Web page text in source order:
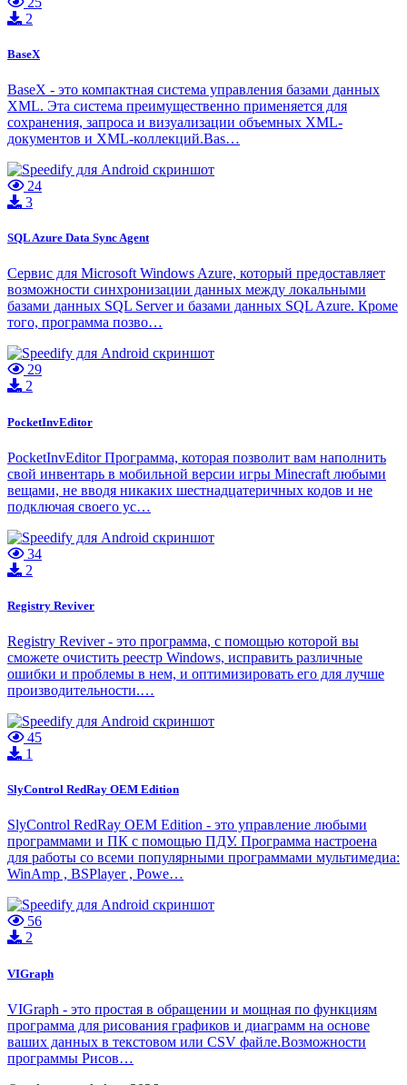
2
BaseX
BaseX - это компактная система управления базами данных
XML. Эта система преимущественно применяется для
сохранения, запроса и визуализации объемных XML-
документов и XML-коллекций.Bas…
24
3
SQL Azure Data Sync Agent
Сервис для Microsoft Windows Azure, который предоставляет
возможности синхронизации данных между локальными
базами данных SQL Server и базами данных SQL Azure. Кроме
того, программа позво…
29
2
PocketInvEditor
PocketInvEditor Программа, которая позволит вам наполнить
свой инвентарь в мобильной версии игры Minecraft любыми
вещами, не вводя никаких шестнадцатеричных кодов и не
подключая своего ус…
34
2
Registry Reviver
Registry Reviver - это программа, с помощью которой вы
сможете очистить реестр Windows, исправить различные
ошибки и проблемы в нем, и оптимизировать его для лучше
производительности.…
45
1
SlyControl RedRay OEM Edition
SlyControl RedRay OEM Edition - это управление любыми
программами и ПК с помощью ПДУ. Программа настроена
для работы со всеми популярными программами мультимедиа:
WinAmp , BSPlayer , Powe…
56
2
VIGraph
VIGraph - это простая в обращении и мощная по функциям
программа для рисования графиков и диаграмм на основе
ваших данных в текстовом или CSV файле.Возможности
программы Рисов…